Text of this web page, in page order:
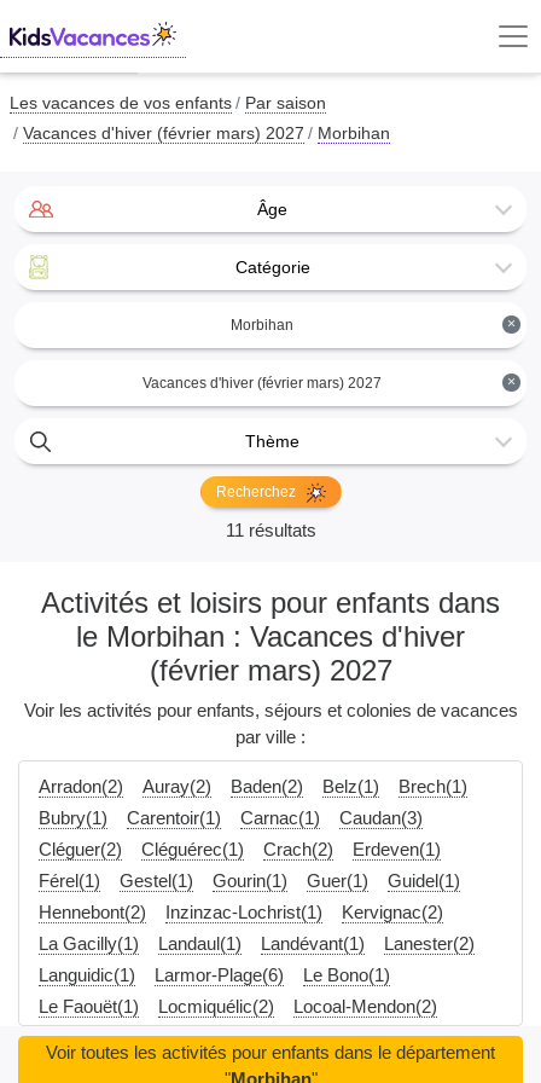
Les vacances de vos enfants
Par saison
Vacances d'hiver (février mars) 2027
Morbihan
Âge
Catégorie
×
Morbihan
×
Vacances d'hiver (février mars) 2027
Thème
Recherchez
11 résultats
Activités et loisirs pour enfants dans
le Morbihan : Vacances d'hiver
(février mars) 2027
Voir les activités pour enfants, séjours et colonies de vacances
par ville :
Arradon(2) Auray(2) Baden(2) Belz(1)
Brech(1)
Bubry(1)
Carentoir(1) Carnac(1)
Caudan(3)
Cléguer(2)
Cléguérec(1) Crach(2)
Erdeven(1)
Férel(1)
Gestel(1) Gourin(1) Guer(1)
Guidel(1)
Hennebont(2)
Inzinzac-Lochrist(1)
Kervignac(2)
La Gacilly(1)
Landaul(1) Landévant(1)
Lanester(2)
Languidic(1)
Larmor-Plage(6)
Le Bono(1)
Le Faouët(1)
Locmiquélic(2)
Locoal-Mendon(2)
Lorient(20)
Malestroit(1) Marzan(1)
Mauron(1)
Monterblanc(1)
Nivillac(1)
Voir toutes les activités pour enfants dans le département